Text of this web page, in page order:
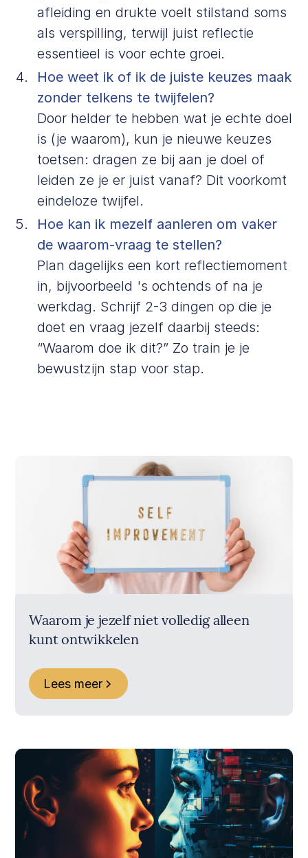
afleiding en drukte voelt stilstand soms
als verspilling, terwijl juist reflectie
essentieel is voor echte groei.
Hoe weet ik of ik de juiste keuzes maak
zonder telkens te twijfelen?
Door helder te hebben wat je echte doel
is (je waarom), kun je nieuwe keuzes
toetsen: dragen ze bij aan je doel of
leiden ze je er juist vanaf? Dit voorkomt
eindeloze twijfel.
Hoe kan ik mezelf aanleren om vaker
de waarom-vraag te stellen?
Plan dagelijks een kort reflectiemoment
in, bijvoorbeeld 's ochtends of na je
werkdag. Schrijf 2-3 dingen op die je
doet en vraag jezelf daarbij steeds:
“Waarom doe ik dit?” Zo train je je
bewustzijn stap voor stap.
Waarom je jezelf niet volledig alleen
kunt ontwikkelen
Lees meer